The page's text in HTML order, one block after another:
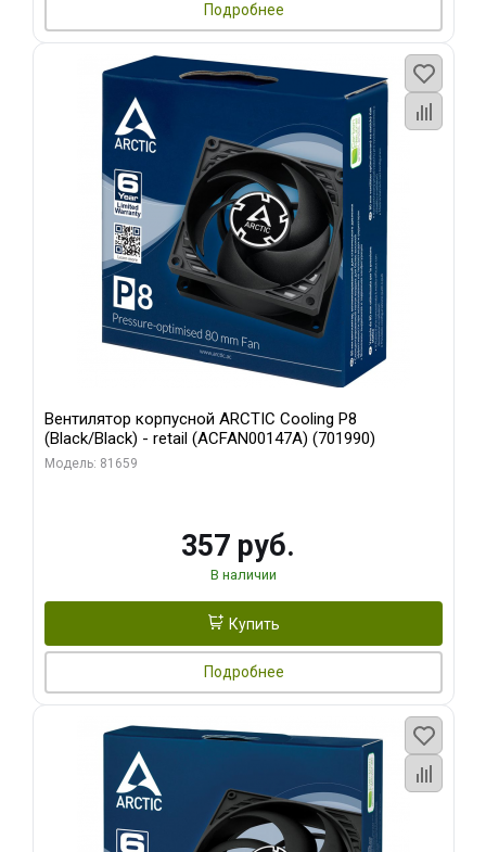
Подробнее
Вентилятор корпусной ARCTIC Cooling P8
(Black/Black) - retail (ACFAN00147A) (701990)
Модель: 81659
357 руб.
В наличии
Купить
Подробнее